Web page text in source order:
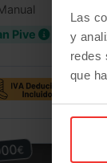
Las
y
redes
que
Pive
€